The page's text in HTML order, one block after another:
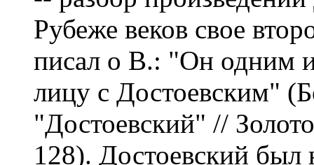
Рубеже веков свое
писал о В.: "Он одним
лицу с Достоевским"
"Достоевский" //
128). Достоевский был